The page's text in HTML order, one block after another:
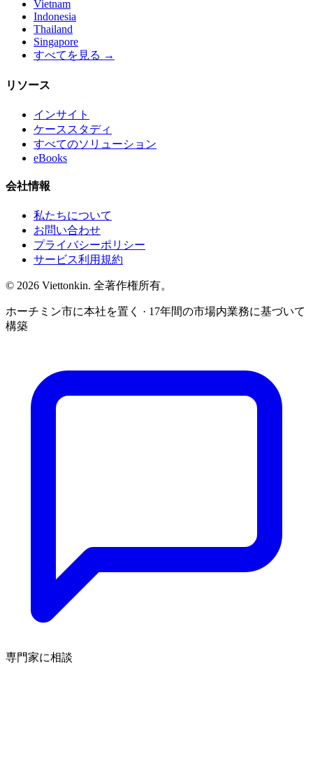
Vietnam
Indonesia
Thailand
Singapore
すべてを見る →
リソース
インサイト
ケーススタディ
すべてのソリューション
eBooks
会社情報
私たちについて
お問い合わせ
プライバシーポリシー
サービス利用規約
© 2026 Viettonkin. 全著作権所有。
ホーチミン市に本社を置く · 17年間の市場内業務に基づいて
構築
専門家に相談